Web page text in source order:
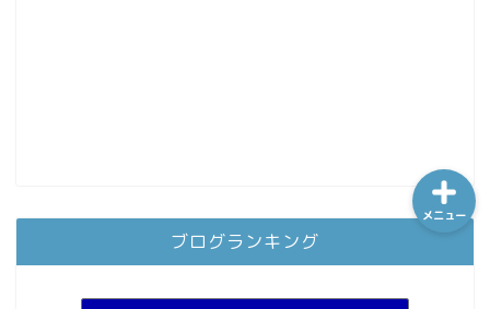
ブログランキング
メニュー